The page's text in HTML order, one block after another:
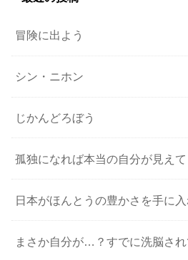
冒険に出よう
シン・ニホン
じかんどろぼう
孤独になれば本当の自分が見えて
日本がほんとうの豊かさを手に
まさか自分が…？すでに洗脳さ